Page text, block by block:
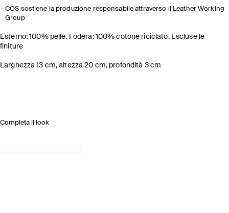
COS sostiene la produzione responsabile attraverso il Leather Working
Group
Esterno: 100% pelle. Fodera: 100% cotone riciclato. Escluse le
finiture
Larghezza 13 cm, altezza 20 cm, profondità 3 cm
Completa il look